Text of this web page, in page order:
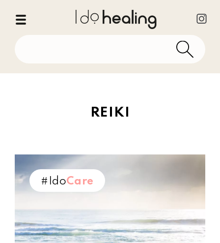
REIKI
#IdoCare